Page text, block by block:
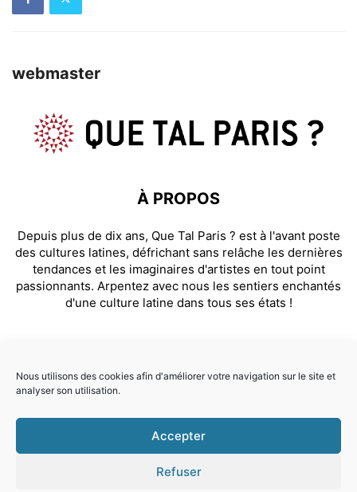
webmaster
À PROPOS
Depuis plus de dix ans, Que Tal Paris ? est à l'avant poste
des cultures latines, défrichant sans relâche les dernières
tendances et les imaginaires d'artistes en tout point
passionnants. Arpentez avec nous les sentiers enchantés
d'une culture latine dans tous ses états !
Facebook
© Que Tal Paris ? 2026
Nous utilisons des cookies afin d'améliorer votre navigation sur le site et
analyser son utilisation.
Accepter
Refuser